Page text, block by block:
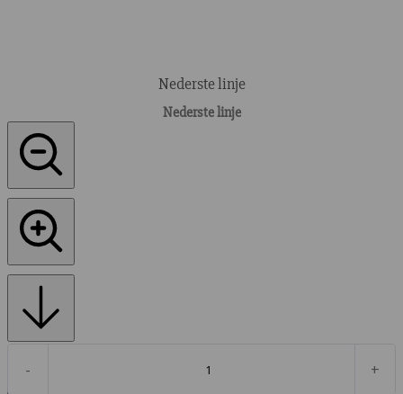
Nederste linje
Nederste linje
- +